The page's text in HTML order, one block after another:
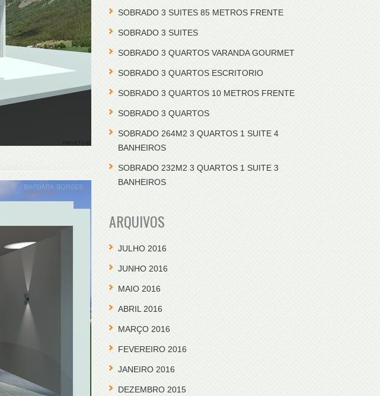
SOBRADO 3 SUITES 85 METROS FRENTE
SOBRADO 3 SUITES
SOBRADO 3 QUARTOS VARANDA GOURMET
SOBRADO 3 QUARTOS ESCRITORIO
SOBRADO 3 QUARTOS 10 METROS FRENTE
SOBRADO 3 QUARTOS
SOBRADO 264M2 3 QUARTOS 1 SUITE 4
BANHEIROS
SOBRADO 232M2 3 QUARTOS 1 SUITE 3
BANHEIROS
ARQUIVOS
JULHO 2016
JUNHO 2016
MAIO 2016
ABRIL 2016
MARÇO 2016
FEVEREIRO 2016
JANEIRO 2016
DEZEMBRO 2015